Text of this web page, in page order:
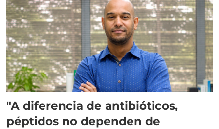
"A diferencia de antibióticos,
péptidos no dependen de